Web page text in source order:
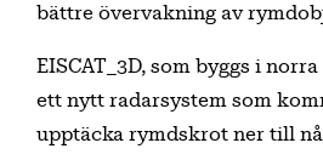
bättre övervakning av
EISCAT_3D, som byggs i
ett nytt radarsystem som
upptäcka rymdskrot ner till